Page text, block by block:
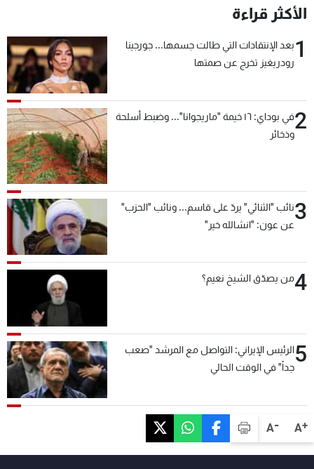
A+
A-
الأكثر قراءة
1بعد الإنتقادات التي طالت جسمها... جورجينا
رودريغيز تخرج عن صمتها
2
في بوداي: ١٦ خيمة "ماريجوانا"... وضبط أسلحة
وذخائر
3نائب "الثنائي" يردّ على قاسم... ونائب "الحزب"
عن عون: "انشالله خير"
4من يصدّق الشيخ نعيم؟
5الرئيس الإيراني: التواصل مع المرشد "صعب
جداً" في الوقت الحالي